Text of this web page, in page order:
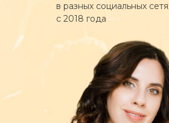
в разных социальных
с 2018 года